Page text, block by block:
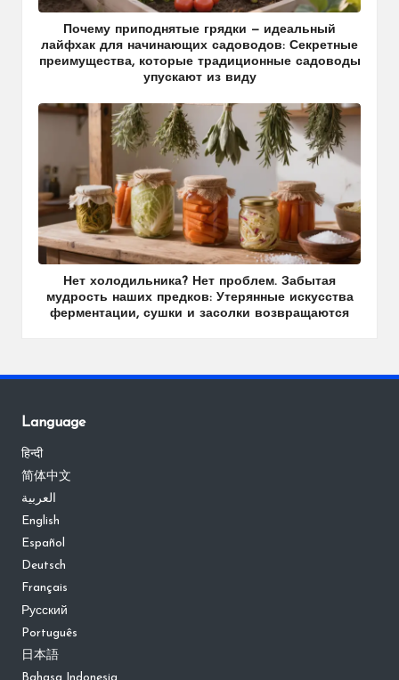
Почему приподнятые грядки — идеальный
лайфхак для начинающих садоводов: Секретные
преимущества, которые традиционные садоводы
упускают из виду
Нет холодильника? Нет проблем. Забытая
мудрость наших предков: Утерянные искусства
ферментации, сушки и засолки возвращаются
Language
हिन्दी
简体中文
العربية
English
Español
Deutsch
Français
Русский
Português
日本語